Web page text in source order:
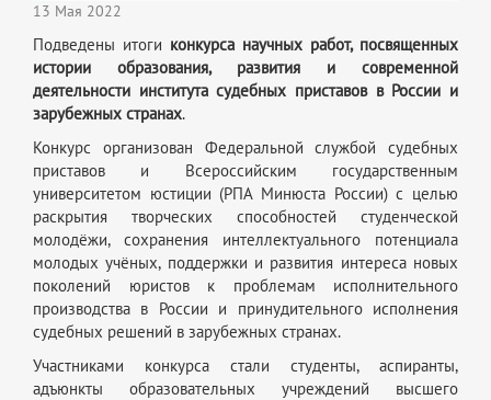
13 Мая 2022
Подведены итоги конкурса научных работ, посвященных
истории образования, развития и современной
деятельности института судебных приставов в России и
зарубежных странах.
Конкурс организован Федеральной службой судебных
приставов и Всероссийским государственным
университетом юстиции (РПА Минюста России) с целью
раскрытия творческих способностей студенческой
молодёжи, сохранения интеллектуального потенциала
молодых учёных, поддержки и развития интереса новых
поколений юристов к проблемам исполнительного
производства в России и принудительного исполнения
судебных решений в зарубежных странах.
Участниками конкурса стали студенты, аспиранты,
адъюнкты образовательных учреждений высшего